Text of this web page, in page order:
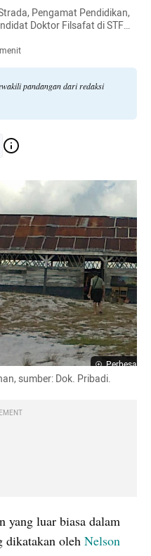
Pengamat Pendidikan,
Doktor Filsafat di STF
pandangan dari redaksi
Perbesar
sumber: Dok. Pribadi.
yang luar biasa dalam
dikatakan oleh Nelson